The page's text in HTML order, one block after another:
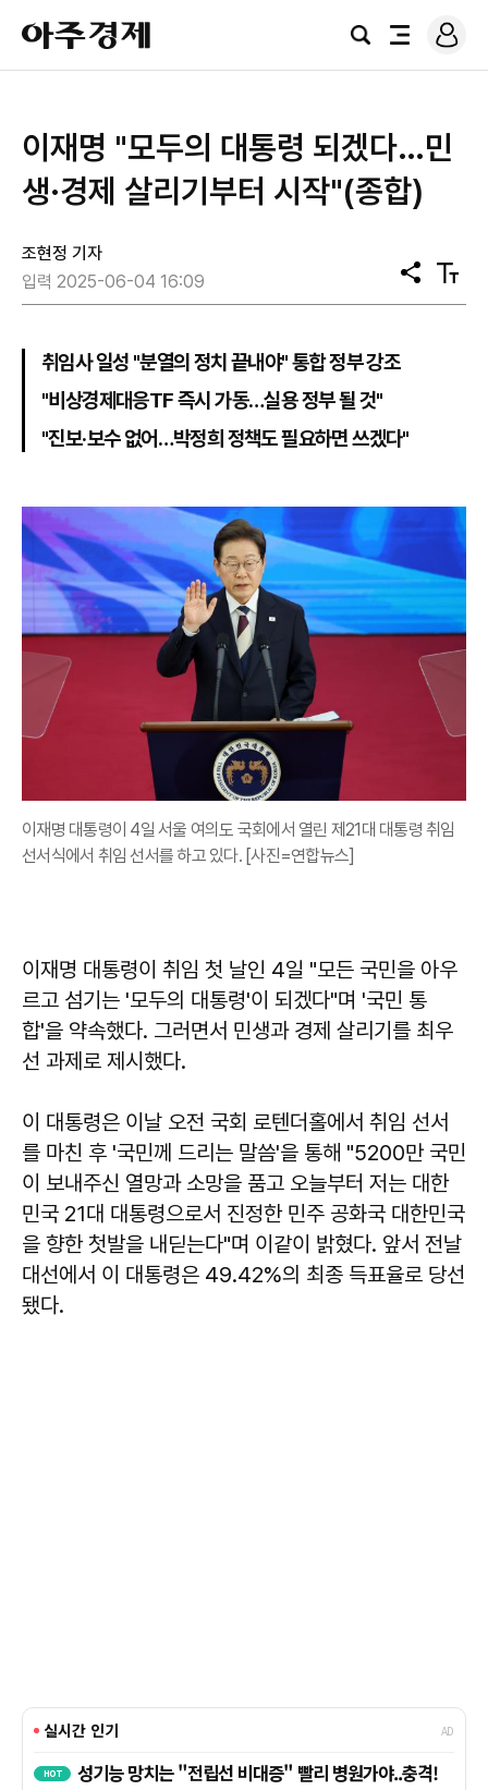
아
주
경
검
전
로
그
이재명 "모두의 대통령 되겠다…민
생·경제 살리기부터 시작"(종합)
조현정 기자
입력 2025-06-04 16:09
공
유
텍
스
취임사 일성 "분열의 정치 끝내야" 통합 정부 강조
"비상경제대응TF 즉시 가동…실용 정부 될 것"
"진보·보수 없어…박정희 정책도 필요하면 쓰겠다"
이재명 대통령이 4일 서울 여의도 국회에서 열린 제21대 대통령 취임
선서식에서 취임 선서를 하고 있다. [사진=연합뉴스]
이재명 대통령이 취임 첫 날인 4일 "모든 국민을 아우
르고 섬기는 '모두의 대통령'이 되겠다"며 '국민 통
합'을 약속했다. 그러면서 민생과 경제 살리기를 최우
선 과제로 제시했다.
이 대통령은 이날 오전 국회 로텐더홀에서 취임 선서
를 마친 후 '국민께 드리는 말씀'을 통해 "5200만 국민
이 보내주신 열망과 소망을 품고 오늘부터 저는 대한
민국 21대 대통령으로서 진정한 민주 공화국 대한민국
을 향한 첫발을 내딛는다"며 이같이 밝혔다. 앞서 전날
대선에서 이 대통령은 49.42%의 최종 득표율로 당선
됐다.